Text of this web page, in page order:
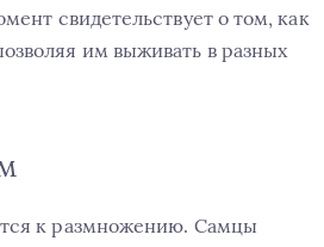
свидетельствует о том, как
им выживать в разных
к размножению. Самцы